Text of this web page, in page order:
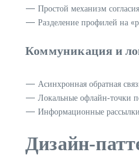
— Простой механизм
— Разделение профилей на
Коммуникация и
— Асинхронная обратная
— Локальные офлайн‑точки
— Информационные рассылки